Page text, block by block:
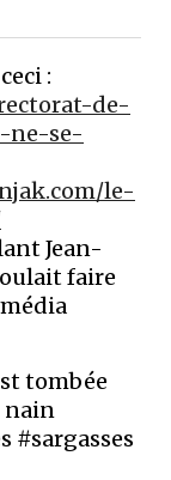
:
de-
ne-se-
le-
Jean-
faire
tombée
nain
#sargasses